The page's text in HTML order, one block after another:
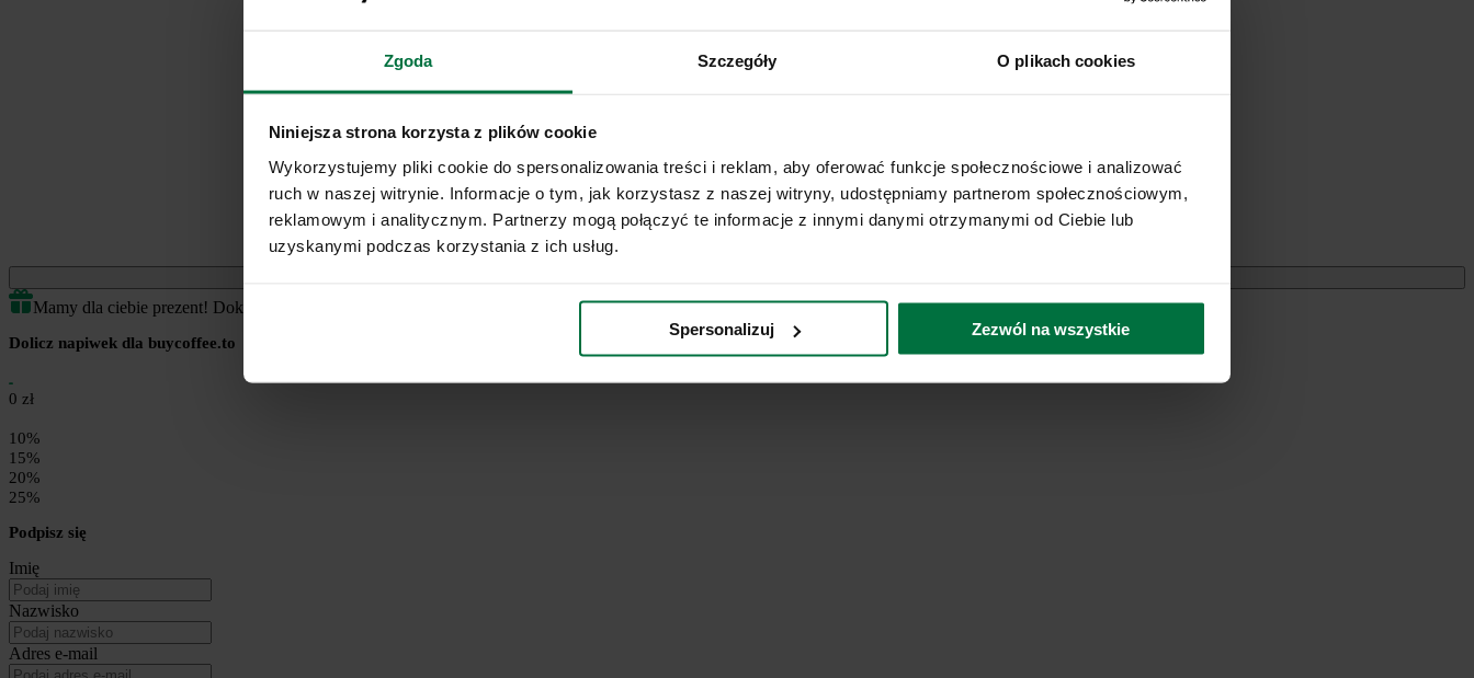
Zgoda Szczegóły O plikach cookies
Niniejsza strona korzysta z plików cookie
Wykorzystujemy pliki cookie do spersonalizowania treści i reklam, aby oferować funkcje społecznościowe i analizować
ruch w naszej witrynie. Informacje o tym, jak korzystasz z naszej witryny, udostępniamy partnerom społecznościowym,
reklamowym i analitycznym. Partnerzy mogą połączyć te informacje z innymi danymi otrzymanymi od Ciebie lub
uzyskanymi podczas korzystania z ich usług.
Spersonalizuj Zezwól na wszystkie
Mamy dla ciebie prezent! Dokończ transakcję by odblokować.
Dolicz napiwek dla buycoffee.to
0 zł
10%
15%
20%
25%
Podpisz się
Imię
Nazwisko
Adres e-mail